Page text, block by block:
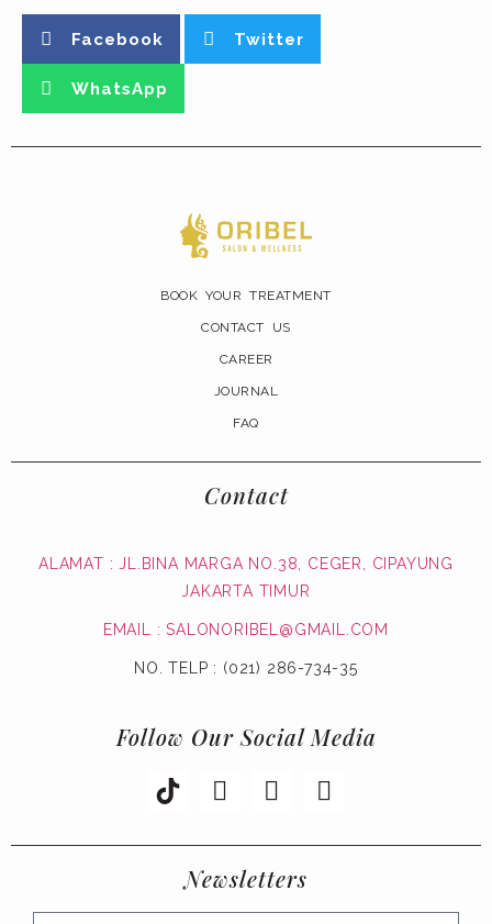
Facebook Twitter
WhatsApp
BOOK YOUR TREATMENT
CONTACT US
CAREER
JOURNAL
FAQ
Contact
ALAMAT : JL.BINA MARGA NO.38, CEGER, CIPAYUNG
JAKARTA TIMUR
EMAIL : SALONORIBEL@GMAIL.COM
NO. TELP : (021) 286-734-35
Follow Our Social Media
Newsletters